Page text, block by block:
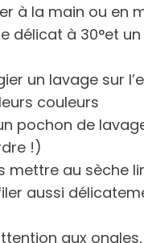
à la main ou en
délicat à 30°et
un lavage sur
couleurs
un pochon de
!)
mettre au sèche
aussi
aux